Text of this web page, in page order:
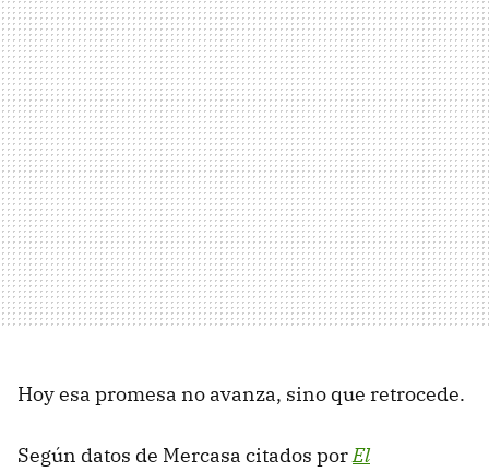
Hoy esa promesa no avanza, sino que retrocede.
Según datos de Mercasa citados porEl